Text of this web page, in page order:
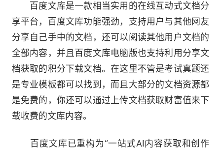
百度文库是一款相当实用的在线互动式文档分
享平台，百度文库功能强劲，支持用户与其他网友
分享自己手中的文档，还可以阅读其他用户文档的
全部内容，并且百度文库电脑版也支持利用分享文
档获取的积分下载文档。在这里不管是考试真题还
是专业模板都可以找到，而且大部分的文档资源都
是免费的，你还可以通过上传文档获取财富值来下
载收费的文库内容。
百度文库已重构为“一站式AI内容获取和创作